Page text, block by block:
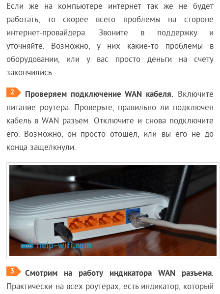
Если же на компьютере интернет так же не будет
работать, то скорее всего проблемы на стороне
интернет-провайдера. Звоните в поддержку и
уточняйте. Возможно, у них какие-то проблемы в
оборудовании, или у вас просто деньги на счету
закончились.
2 Проверяем подключение WAN кабеля. Включите
питание роутера. Проверьте, правильно ли подключен
кабель в WAN разъем. Отключите и снова подключите
его. Возможно, он просто отошел, или вы его не до
конца защелкнули.
3 Смотрим на работу индикатора WAN разъема.
Практически на всех роутерах, есть индикатор, который